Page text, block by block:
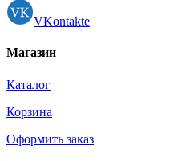
VKontakte
Магазин
Каталог
Корзина
Оформить заказ